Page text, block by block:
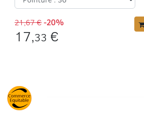
21,67 €-20%
17,33 €